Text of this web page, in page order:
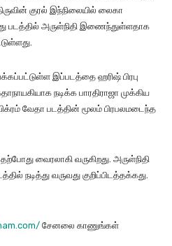
குரல் இந்நிலையில் லைகா
படத்தில் அருள்நிதி இணைந்துள்ளதாக
இப்படத்தை ஹரிஷ் பிரபு
நடிக்க பாரதிராஜா முக்கிய
வேதா படத்தின் மூலம் பிரபலமடைந்த
வைரலாகி வருகிறது. அருள்நிதி
நடித்து வருவது குறிப்பிடத்தக்கது.
சேனலை காணுங்கள்